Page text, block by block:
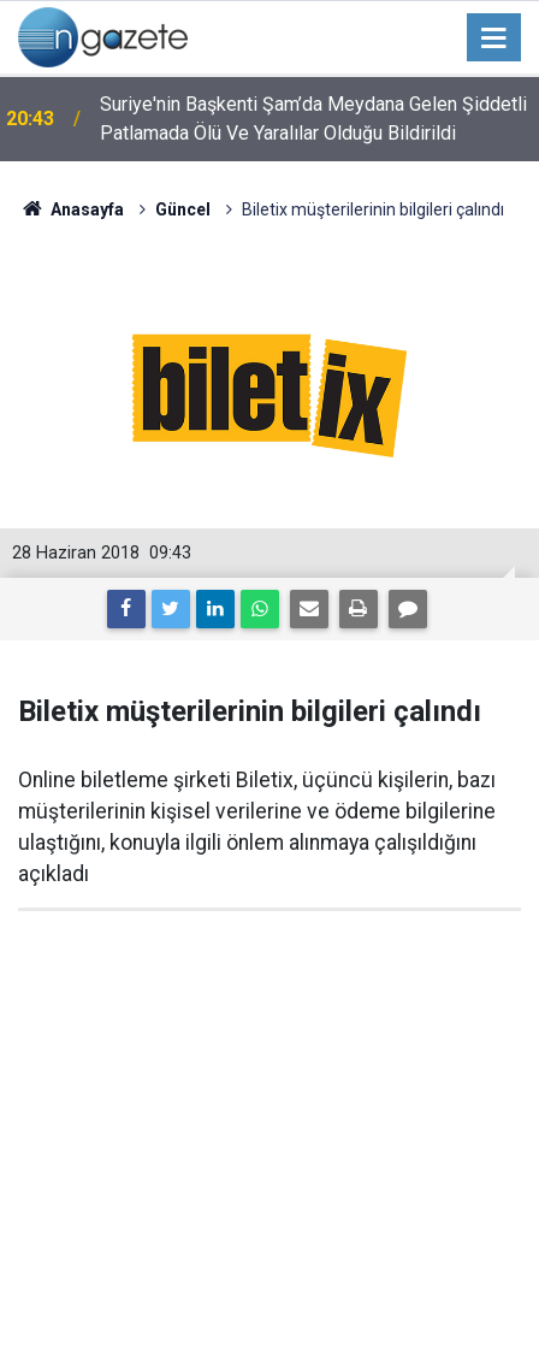
20:43
Suriye'nin Başkenti Şam’da Meydana Gelen Şiddetli
Patlamada Ölü Ve Yaralılar Olduğu Bildirildi
Anasayfa Güncel Biletix müşterilerinin bilgileri çalındı
09:43
28 Haziran 2018
Biletix müşterilerinin bilgileri çalındı
Online biletleme şirketi Biletix, üçüncü kişilerin, bazı
müşterilerinin kişisel verilerine ve ödeme bilgilerine
ulaştığını, konuyla ilgili önlem alınmaya çalışıldığını
açıkladı